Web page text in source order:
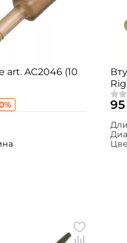
art. AC2046 (10
Создать